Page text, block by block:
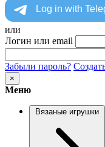
или
Логин или email
Забыли пароль?
×
Меню
Вязаные игрушки